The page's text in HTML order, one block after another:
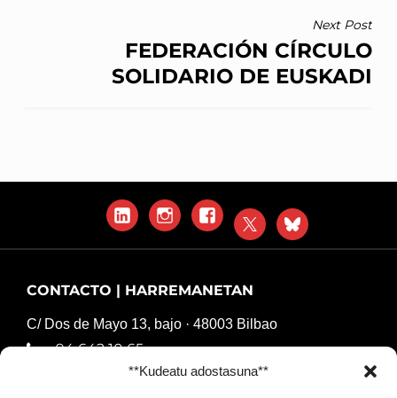
**Kudeatu adostasuna**
Next Post
FEDERACIÓN CÍRCULO
SOLIDARIO DE EUSKADI
LinkedInInstagramFacebook
X
Blue
Sky
CONTACTO | HARREMANETAN
C/ Dos de Mayo 13, bajo · 48003 Bilbao
94 642 10 65
komunikazioa@harresiakapurtuz.org